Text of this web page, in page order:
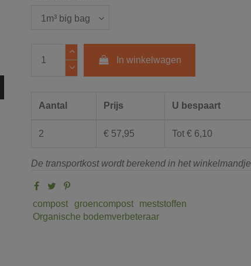
In winkelwagen
Aantal Prijs U bespaart
2 € 57,95 Tot € 6,10
De transportkost wordt berekend in het winkelmandje
compost groencompost
meststoffen
Organische bodemverbeteraar